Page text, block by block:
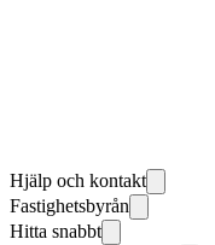
Hjälp och kontakt
Fastighetsbyrån
Hitta snabbt